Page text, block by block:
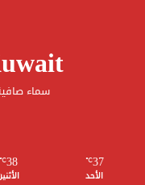
سماء
37
℃
الأحد
38
℃